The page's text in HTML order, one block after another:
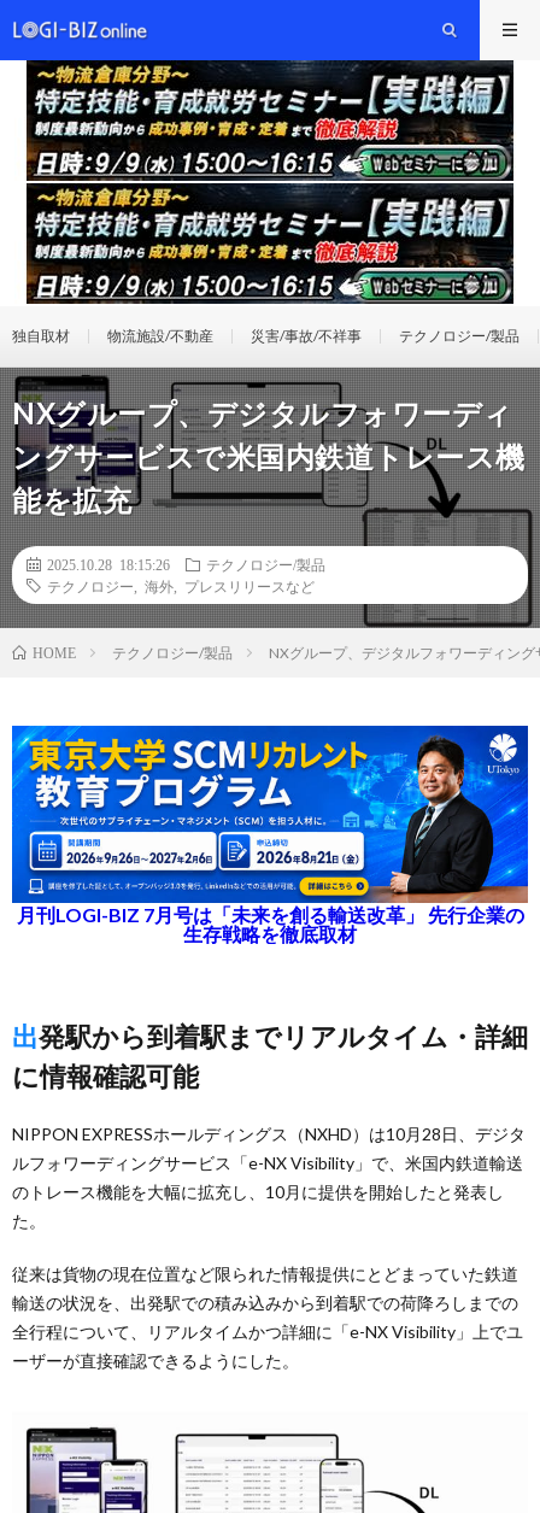
独自取材 物流施設/不動産 災害/事故/不祥事 テクノロジー/製品
NXグループ、デジタルフォワーディ
ングサービスで米国内鉄道トレース機
能を拡充
2025.10.28 18:15:26
テクノロジー/製品
テクノロジー
海外 プレスリリースなど
HOME テクノロジー/製品 NXグループ、デジタルフォワーディン
月刊LOGI-BIZ 7月号は「未来を創る輸送改革」 先行企業の
生存戦略を徹底取材
出発駅から到着駅までリアルタイム・詳細
に情報確認可能
NIPPON EXPRESSホールディングス（NXHD）は10月28日、デジタ
ルフォワーディングサービス「e-NX Visibility」で、米国内鉄道輸送
のトレース機能を大幅に拡充し、10月に提供を開始したと発表し
た。
従来は貨物の現在位置など限られた情報提供にとどまっていた鉄道
輸送の状況を、出発駅での積み込みから到着駅での荷降ろしまでの
全行程について、リアルタイムかつ詳細に「e-NX Visibility」上でユ
ーザーが直接確認できるようにした。